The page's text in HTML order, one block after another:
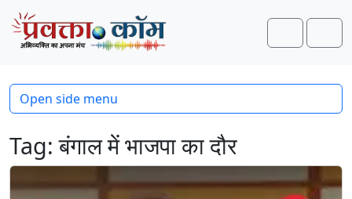
Skip to content
Skip to footer
Search
Tag:बंगाल में भाजपा का दौर
Open side menu